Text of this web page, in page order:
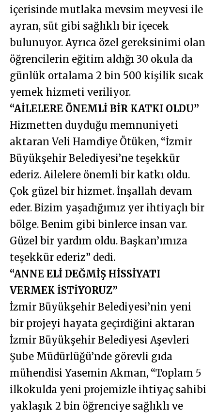
içerisinde mutlaka mevsim meyvesi ile
ayran, süt gibi sağlıklı bir içecek
bulunuyor. Ayrıca özel gereksinimi olan
öğrencilerin eğitim aldığı 30 okula da
günlük ortalama 2 bin 500 kişilik sıcak
yemek hizmeti veriliyor.
“AİLELERE ÖNEMLİ BİR KATKI OLDU”
Hizmetten duyduğu memnuniyeti
aktaran Veli Hamdiye Ötüken, “İzmir
Büyükşehir Belediyesi’ne teşekkür
ederiz. Ailelere önemli bir katkı oldu.
Çok güzel bir hizmet. İnşallah devam
eder. Bizim yaşadığımız yer ihtiyaçlı bir
bölge. Benim gibi binlerce insan var.
Güzel bir yardım oldu. Başkan’ımıza
teşekkür ederiz” dedi.
“ANNE ELİ DEĞMİŞ HİSSİYATI
VERMEK İSTİYORUZ”
İzmir Büyükşehir Belediyesi’nin yeni
bir projeyi hayata geçirdiğini aktaran
İzmir Büyükşehir Belediyesi Aşevleri
Şube Müdürlüğü’nde görevli gıda
mühendisi Yasemin Akman, “Toplam 5
ilkokulda yeni projemizle ihtiyaç sahibi
yaklaşık 2 bin öğrenciye sağlıklı ve